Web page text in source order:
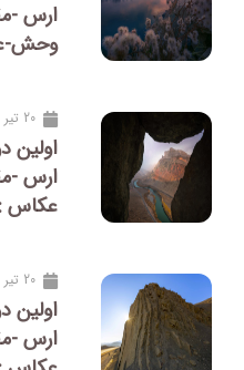
ارس -
وحش-
20 تیر 1405
اولین
ارس -
عکاس
20 تیر 1405
اولین
ارس -